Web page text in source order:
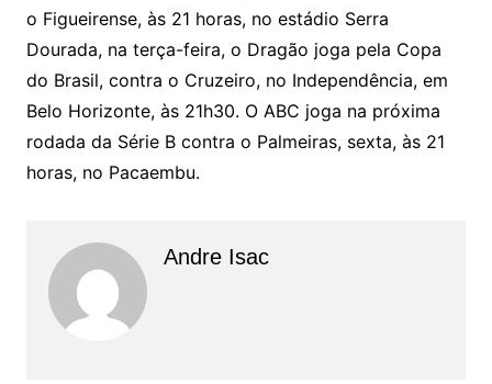
o Figueirense, às 21 horas, no estádio Serra
Dourada, na terça-feira, o Dragão joga pela Copa
do Brasil, contra o Cruzeiro, no Independência, em
Belo Horizonte, às 21h30. O ABC joga na próxima
rodada da Série B contra o Palmeiras, sexta, às 21
horas, no Pacaembu.
Andre Isac